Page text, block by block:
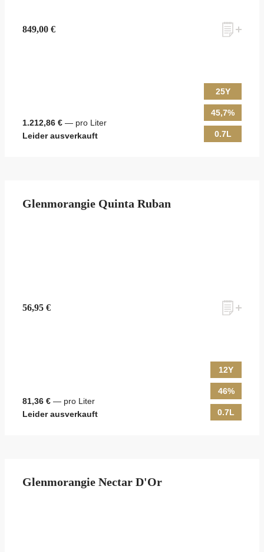
849,00 €
1.212,86 € — pro Liter
Leider ausverkauft
25Y
45,7%
0.7L
Glenmorangie Quinta Ruban
56,95 €
81,36 € — pro Liter
Leider ausverkauft
12Y
46%
0.7L
Glenmorangie Nectar D'Or